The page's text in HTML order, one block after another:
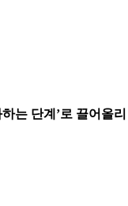
는 단계’로 끌어올리